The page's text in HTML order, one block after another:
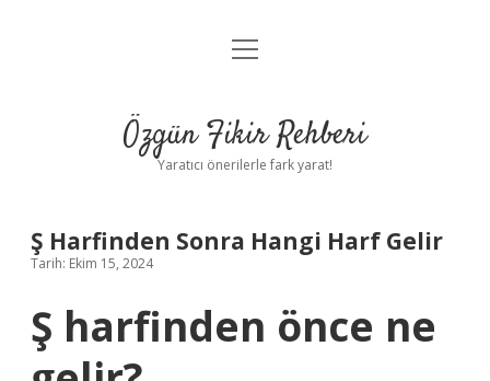
Gizlilik Politikası
Yasal Uyarı
menüyü
Özgün Fikir Rehberi
Yaratıcı önerilerle fark yarat!
Ş Harfinden Sonra Hangi Harf Gelir
Tarih: Ekim 15, 2024
Ş harfinden önce ne